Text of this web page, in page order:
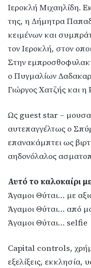
Ιεροκλή Μιχαηλίδη.
της, η Δήμητρα
κειμένων και
τον Ιεροκλή, στον
Στην
ο Πυγμαλίων
Γιώργος Χατζής και
Ως guest star –
αυτεπαγγέλτως ο
επανακάμπτει ως
αηδονόλαλος
Αυτό το καλοκαίρι
Άγαμοι Θύται… με
Άγαμοι Θύται… από
Άγαμοι Θύται… selfie
Capital controls,
εξελίξεις, εκκλησία,